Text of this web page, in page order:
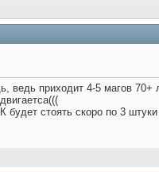
ведь приходит 4-5 магов
стоять скоро по 3 штуки